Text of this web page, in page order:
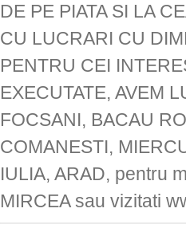
DE PE PIATA SI LA
CU LUCRARI CU
PENTRU CEI
EXECUTATE, AVEM
FOCSANI, BACAU
COMANESTI,
IULIA, ARAD, pentru
MIRCEA sau vizitati